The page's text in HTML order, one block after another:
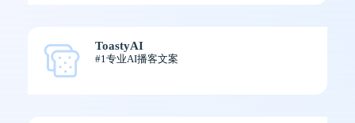
ToastyAI
#1专业AI播客文案